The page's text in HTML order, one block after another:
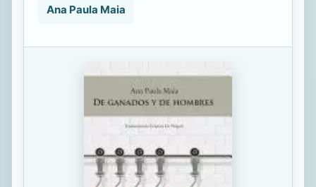
Ana Paula Maia